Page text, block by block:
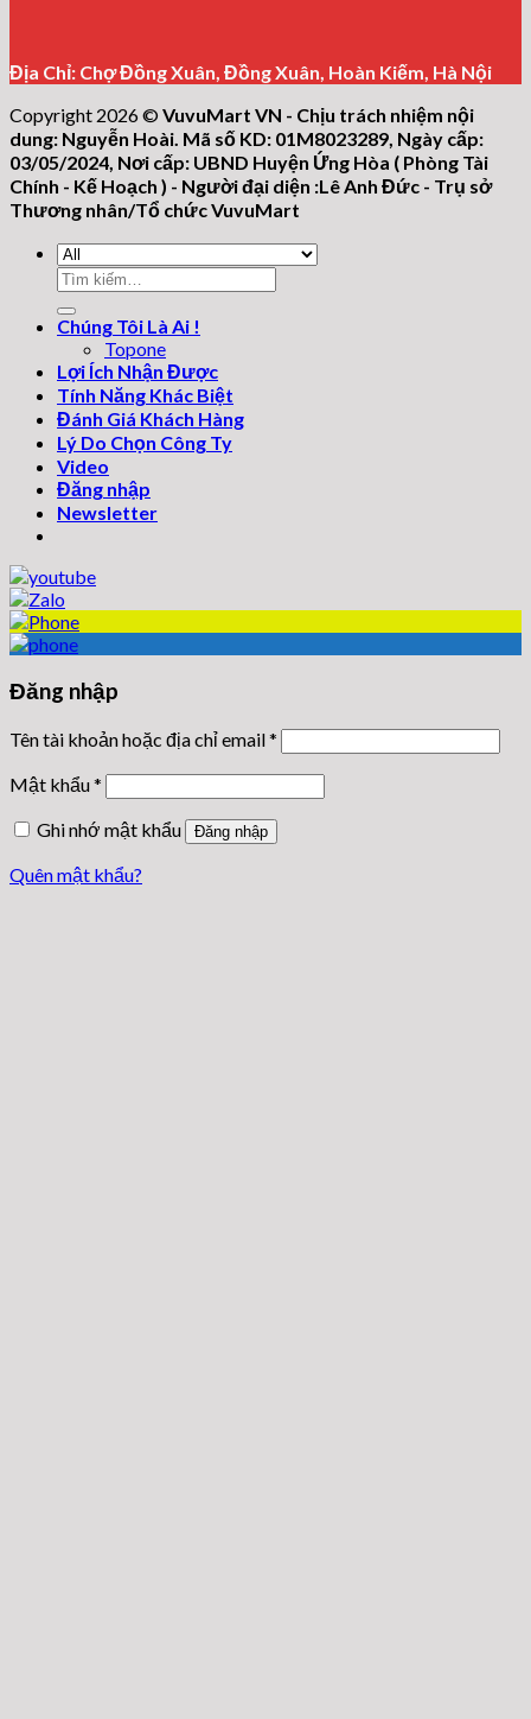
Địa Chỉ: Chợ Đồng Xuân, Đồng Xuân, Hoàn Kiếm, Hà Nội
Copyright 2026 © VuvuMart VN - Chịu trách nhiệm nội
dung: Nguyễn Hoài. Mã số KD: 01M8023289, Ngày cấp:
03/05/2024, Nơi cấp: UBND Huyện Ứng Hòa ( Phòng Tài
Chính - Kế Hoạch ) - Người đại diện :Lê Anh Đức - Trụ sở
Thương nhân/Tổ chức VuvuMart
Tìm
kiếm:
Chúng Tôi Là Ai !
Topone
Lợi Ích Nhận Được
Tính Năng Khác Biệt
Đánh Giá Khách Hàng
Lý Do Chọn Công Ty
Video
Đăng nhập
Newsletter
Đăng nhập
Tên tài khoản hoặc địa chỉ email*
Mật khẩu*
Ghi nhớ mật khẩu
Đăng nhập
Quên mật khẩu?